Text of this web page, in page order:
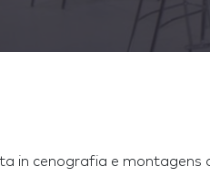
in cenografia e montagens